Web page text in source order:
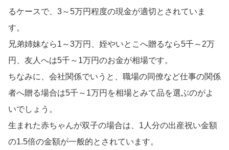
るケースで、3～5万円程度の現金が適切とされていま
す。
兄弟姉妹なら1～3万円、姪やいとこへ贈るなら5千～2万
円、友人へは5千～1万円のお金が相場です。
ちなみに、会社関係でいうと、職場の同僚など仕事の関係
者へ贈る場合は5千～1万円を相場とみて品を選ぶのがよ
いでしょう。
生まれた赤ちゃんが双子の場合は、1人分の出産祝い金額
の1.5倍の金額が一般的とされています。